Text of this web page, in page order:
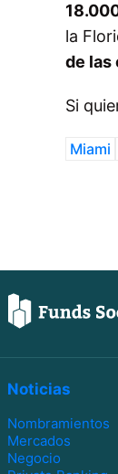
la
de las
Si
Miami
Noticias
Nombramientos
Mercados
Negocio